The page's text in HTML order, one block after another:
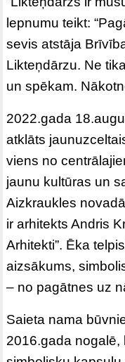
lepnumu teikt:
sevis atstāja
Likteņdārzu. Ne
un spēkam.
2022.gada
atklāts
viens no
jaunu kultūras un
Aizkraukles
ir arhitekts Andris
Arhitekti”. Ēka
aizsākums,
– no pagātnes uz
Saieta nama
2016.gada